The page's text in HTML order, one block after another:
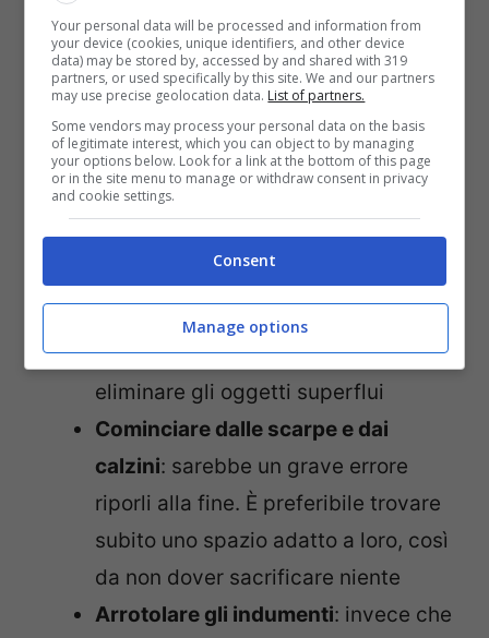
Ecco che cosa fare:
Fare una lista: non ha senso aprire
l’armadio e cominciare a spostare gli
indumenti dalle stampelle alla
valigia. È meglio, prima, avere un
piano preciso. Dopo aver stilato il
proprio elenco, si consiglia di
rileggerlo con attenzione e di
eliminare gli oggetti superflui
Cominciare dalle scarpe e dai
calzini: sarebbe un grave errore
riporli alla fine. È preferibile trovare
subito uno spazio adatto a loro, così
da non dover sacrificare niente
Arrotolare gli indumenti: invece che
Your personal data will be processed and information from
your device (cookies, unique identifiers, and other device
data) may be stored by, accessed by and shared with 319
partners, or used specifically by this site. We and our partners
may use precise geolocation data. List of partners.
Some vendors may process your personal data on the basis
of legitimate interest, which you can object to by managing
your options below. Look for a link at the bottom of this page
or in the site menu to manage or withdraw consent in privacy
and cookie settings.
Consent
Manage options